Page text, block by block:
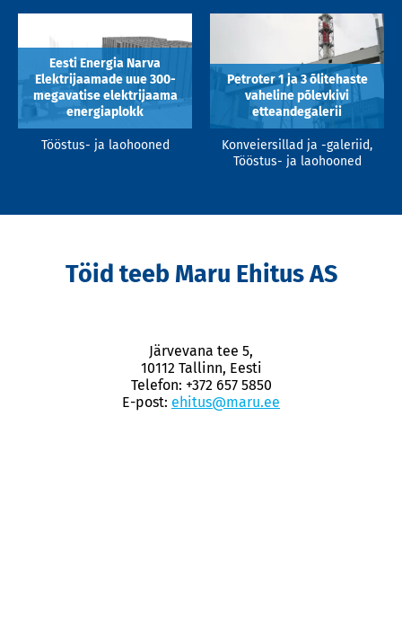
Eesti Energia Narva
Elektrijaamade uue 300-
megavatise elektrijaama
energiaplokk
Tööstus- ja laohooned
Petroter 1 ja 3 õlitehaste
vaheline põlevkivi
etteandegalerii
Konveiersillad ja -galeriid,
Tööstus- ja laohooned
Töid teeb Maru Ehitus AS
Järvevana tee 5,
10112 Tallinn, Eesti
Telefon: +372 657 5850
E-post: ehitus@maru.ee